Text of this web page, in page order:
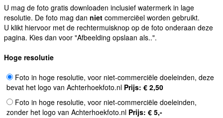
U mag de foto gratis downloaden inclusief watermerk in lage
resolutie. De foto mag dan niet commerciëel worden gebruikt.
U klikt hiervoor met de rechtermuisknop op de foto onderaan deze
pagina. Kies dan voor "Afbeelding opslaan als..".
Hoge resolutie
Foto in hoge resolutie, voor niet-commerciële doeleinden, deze
bevat het logo van Achterhoekfoto.nl Prijs: € 2,50
Foto in hoge resolutie, voor niet-commerciële doeleinden,
zonder het logo van Achterhoekfoto.nl Prijs: € 5,-